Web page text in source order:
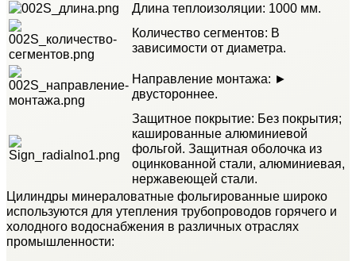
Длина теплоизоляции: 1000 мм.
Количество сегментов: В
зависимости от диаметра.
Направление монтажа: ►
двустороннее.
Защитное покрытие: Без покрытия;
кашированные алюминиевой
фольгой. Защитная оболочка из
оцинкованной стали, алюминиевая,
нержавеющей стали.
Цилиндры минераловатные фольгированные широко
используются для утепления трубопроводов горячего и
холодного водоснабжения в различных отраслях
промышленности: